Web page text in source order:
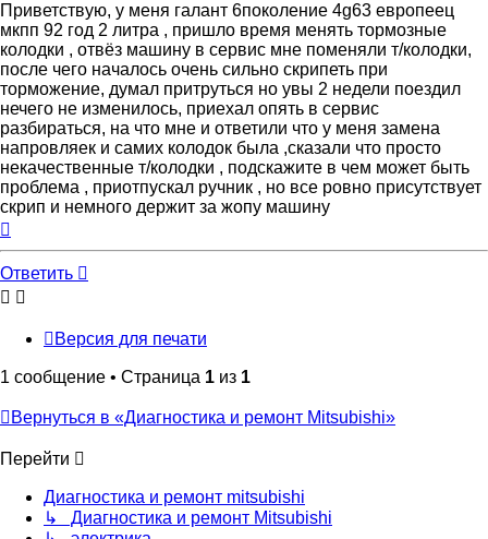
Приветствую, у меня галант 6поколение 4g63 европеец
мкпп 92 год 2 литра , пришло время менять тормозные
колодки , отвёз машину в сервис мне поменяли т/колодки,
после чего началось очень сильно скрипеть при
торможение, думал притруться но увы 2 недели поездил
нечего не изменилось, приехал опять в сервис
разбираться, на что мне и ответили что у меня замена
напровляек и самих колодок была ,сказали что просто
некачественные т/колодки , подскажите в чем может быть
проблема , приотпускал ручник , но все ровно присутствует
скрип и немного держит за жопу машину
началу
Ответить
Версия для печати
1 сообщение • Страница 1 из 1
Вернуться в «Диагностика и ремонт Mitsubishi»
Перейти
Диагностика и ремонт mitsubishi
↳ Диагностика и ремонт Mitsubishi